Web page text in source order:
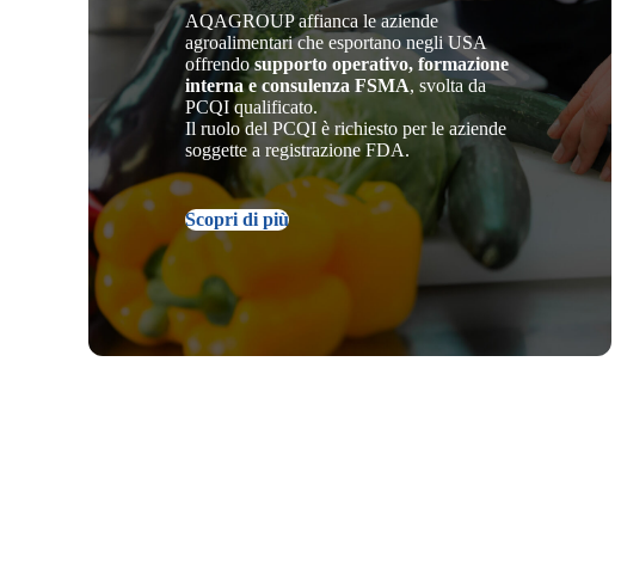
AQAGROUP affianca le aziende
agroalimentari che esportano negli USA
offrendosupporto operativo, formazione
interna e consulenza FSMA, svolta da
PCQI qualificato.
Il ruolo del PCQI è richiesto per le aziende
soggette a registrazione FDA.
Scopri di più